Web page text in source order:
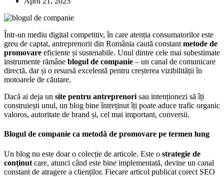
Într-un mediu digital competitiv, în care atenția consumatorilor este
greu de captat, antreprenorii din România caută constant metode de
promovare eficiente și sustenabile. Unul dintre cele mai subestimate
instrumente rămâne blogul de companie – un canal de comunicare
directă, dar și o resursă excelentă pentru creșterea vizibilității în
motoarele de căutare.
Dacă ai deja un site pentru antreprenori sau intenționezi să îți
construiești unul, un blog bine întreținut îți poate aduce trafic organic
valoros, autoritate de brand și, cel mai important, conversii.
Blogul de companie ca metodă de promovare pe termen lung
Un blog nu este doar o colecție de articole. Este o strategie de
conținut care, atunci când este bine implementată, devine un canal
constant de atragere a clienților. Fiecare articol publicat corect SEO